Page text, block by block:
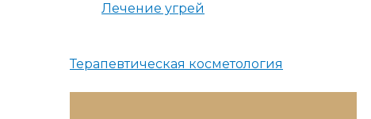
Лечение угрей
Терапевтическая косметология